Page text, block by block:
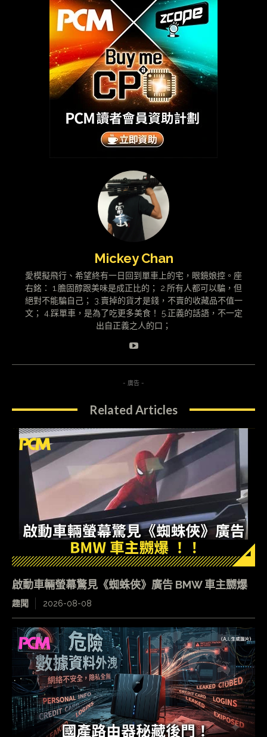
Mickey Chan
愛模擬飛行、希望終有一日回到單車上的宅，眼鏡娘控。座
右銘： 1.膽固醇跟美味是成正比的； 2.所有人都可以騙，但
絕對不能騙自己； 3.賣掉的貨才是錢，不賣的收藏品不值一
文； 4.踩單車，是為了吃更多美食！ 5.正義的話語，不一定
出自正義之人的口；
- 廣告 -
Related Articles
啟動車輛螢幕驚見《蜘蛛俠》廣告 BMW 車主嬲爆
趣聞 2026-08-08